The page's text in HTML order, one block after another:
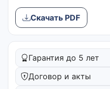
Скачать PDF
Гарантия до 5 лет
Договор и акты